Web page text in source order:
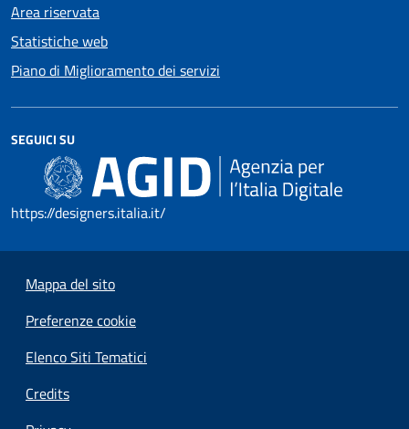
Area riservata
Statistiche web
Piano di Miglioramento dei servizi
SEGUICI SU
https://designers.italia.it/
Mappa del sito
Preferenze cookie
Elenco Siti Tematici
Credits